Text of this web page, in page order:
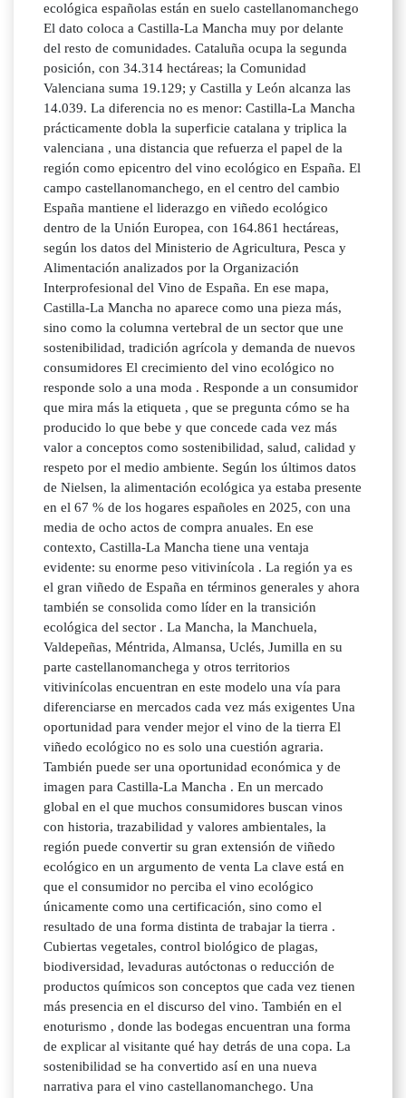
ecológica españolas están en suelo castellanomanchego
El dato coloca a Castilla-La Mancha muy por delante
del resto de comunidades. Cataluña ocupa la segunda
posición, con 34.314 hectáreas; la Comunidad
Valenciana suma 19.129; y Castilla y León alcanza las
14.039. La diferencia no es menor: Castilla-La Mancha
prácticamente dobla la superficie catalana y triplica la
valenciana , una distancia que refuerza el papel de la
región como epicentro del vino ecológico en España. El
campo castellanomanchego, en el centro del cambio
España mantiene el liderazgo en viñedo ecológico
dentro de la Unión Europea, con 164.861 hectáreas,
según los datos del Ministerio de Agricultura, Pesca y
Alimentación analizados por la Organización
Interprofesional del Vino de España. En ese mapa,
Castilla-La Mancha no aparece como una pieza más,
sino como la columna vertebral de un sector que une
sostenibilidad, tradición agrícola y demanda de nuevos
consumidores El crecimiento del vino ecológico no
responde solo a una moda . Responde a un consumidor
que mira más la etiqueta , que se pregunta cómo se ha
producido lo que bebe y que concede cada vez más
valor a conceptos como sostenibilidad, salud, calidad y
respeto por el medio ambiente. Según los últimos datos
de Nielsen, la alimentación ecológica ya estaba presente
en el 67 % de los hogares españoles en 2025, con una
media de ocho actos de compra anuales. En ese
contexto, Castilla-La Mancha tiene una ventaja
evidente: su enorme peso vitivinícola . La región ya es
el gran viñedo de España en términos generales y ahora
también se consolida como líder en la transición
ecológica del sector . La Mancha, la Manchuela,
Valdepeñas, Méntrida, Almansa, Uclés, Jumilla en su
parte castellanomanchega y otros territorios
vitivinícolas encuentran en este modelo una vía para
diferenciarse en mercados cada vez más exigentes Una
oportunidad para vender mejor el vino de la tierra El
viñedo ecológico no es solo una cuestión agraria.
También puede ser una oportunidad económica y de
imagen para Castilla-La Mancha . En un mercado
global en el que muchos consumidores buscan vinos
con historia, trazabilidad y valores ambientales, la
región puede convertir su gran extensión de viñedo
ecológico en un argumento de venta La clave está en
que el consumidor no perciba el vino ecológico
únicamente como una certificación, sino como el
resultado de una forma distinta de trabajar la tierra .
Cubiertas vegetales, control biológico de plagas,
biodiversidad, levaduras autóctonas o reducción de
productos químicos son conceptos que cada vez tienen
más presencia en el discurso del vino. También en el
enoturismo , donde las bodegas encuentran una forma
de explicar al visitante qué hay detrás de una copa. La
sostenibilidad se ha convertido así en una nueva
narrativa para el vino castellanomanchego. Una